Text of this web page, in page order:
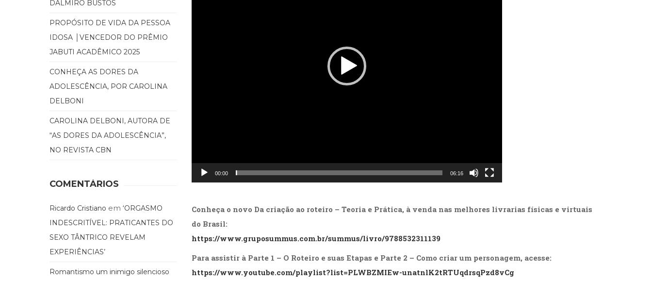
00:00 06:16
Conheça o novo Da criação ao roteiro – Teoria e Prática, à venda nas melhores livrarias físicas e virtuais
do Brasil:
https://www.gruposummus.com.br/summus/livro/9788532311139
Para assistir à Parte 1 – O Roteiro e suas Etapas e Parte 2 – Como criar um personagem, acesse:
https://www.youtube.com/playlist?list=PLWBZMIEw-unatnlK2tRTUqdrsqPzd8vCg
DALMIRO BUSTOS
PROPÓSITO DE VIDA DA PESSOA
IDOSA │VENCEDOR DO PRÊMIO
JABUTI ACADÊMICO 2025
CONHEÇA AS DORES DA
ADOLESCÊNCIA, POR CAROLINA
DELBONI
CAROLINA DELBONI, AUTORA DE
“AS DORES DA ADOLESCÊNCIA”,
NO REVISTA CBN
COMENTÁRIOS
Ricardo Cristiano em ‘ORGASMO
INDESCRITÍVEL: PRATICANTES DO
SEXO TÂNTRICO REVELAM
EXPERIÊNCIAS’
Romantismo um inimigo silencioso